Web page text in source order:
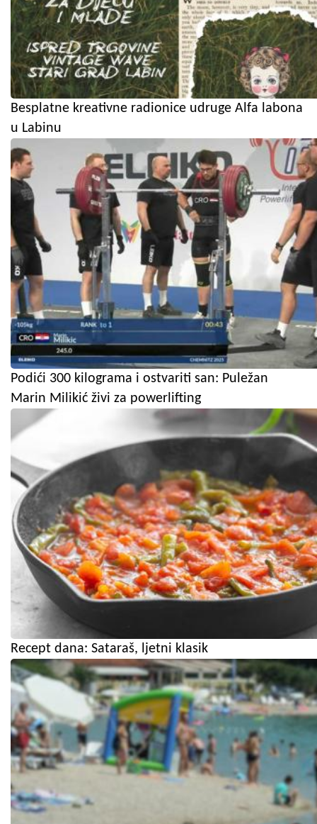
Besplatne kreativne radionice udruge Alfa labona
u Labinu
Podići 300 kilograma i ostvariti san: Puležan
Marin Milikić živi za powerlifting
Recept dana: Sataraš, ljetni klasik